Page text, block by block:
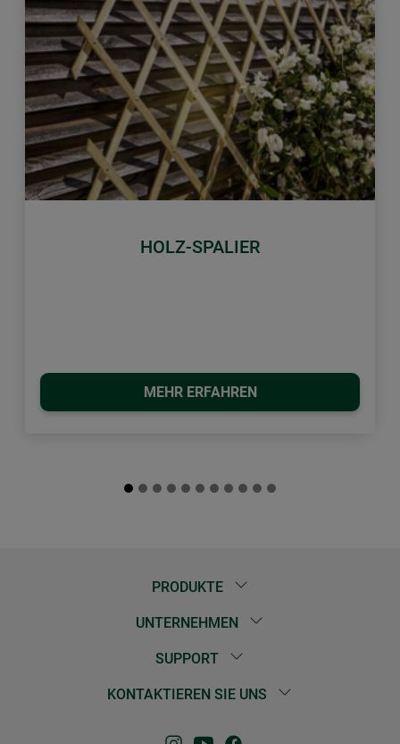
HOLZ-SPALIER
MEHR ERFAHREN
Zurück Weiter
PRODUKTE
UNTERNEHMEN
SUPPORT
KONTAKTIEREN SIE UNS